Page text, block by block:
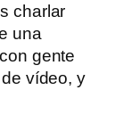
charlar
una
gente
vídeo, y